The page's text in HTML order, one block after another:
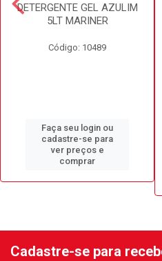
DETERGENTE GEL AZULIM
5LT MARINER
Código: 10489
Faça seu login ou
cadastre-se para
ver preços e
comprar
Cadastre-se para